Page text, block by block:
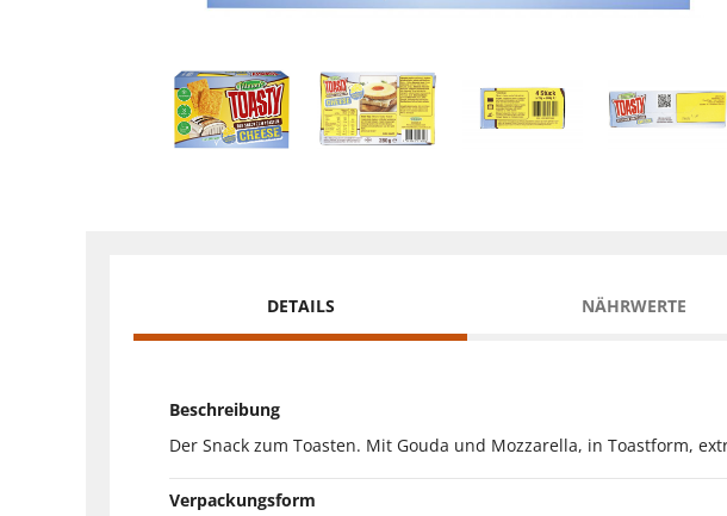
DETAILS NÄHRWERTE
Beschreibung
Der Snack zum Toasten. Mit Gouda und Mozzarella, in Toastform,
Verpackungsform